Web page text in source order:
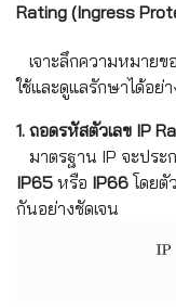
Rating (Ingress
เจาะลึกความหมายข
ใช้และดูแลรักษาได้อย่
1. ถอดรหัสตัวเลข IP
มาตรฐาน IP จะประ
IP65 หรือ IP66 โดยตั
กันอย่างชัดเจน